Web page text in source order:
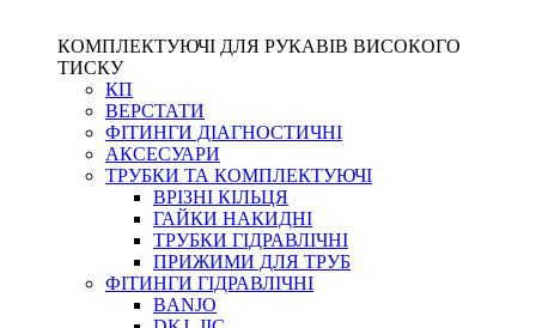
КОМПЛЕКТУЮЧІ ДЛЯ РУКАВІВ ВИСОКОГО
ТИСКУ
КП
ВЕРСТАТИ
ФІТИНГИ ДІАГНОСТИЧНІ
АКСЕСУАРИ
ТРУБКИ ТА КОМПЛЕКТУЮЧІ
ВРІЗНІ КІЛЬЦЯ
ГАЙКИ НАКИДНІ
ТРУБКИ ГІДРАВЛІЧНІ
ПРИЖИМИ ДЛЯ ТРУБ
ФІТИНГИ ГІДРАВЛІЧНІ
BANJO